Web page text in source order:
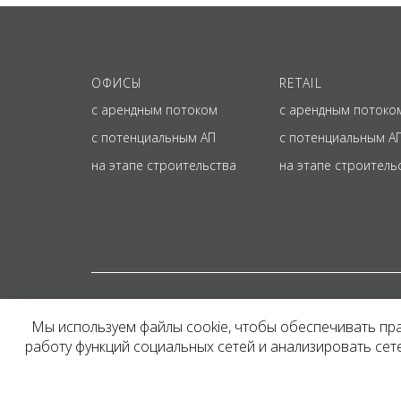
ОФИСЫ
с арендным потоком
с потенциальным АП
на этапе строительства
RETAIL
с арендным
с потенциальным
на этапе
Представленная на
и не является
Мы используем файлы cookie, чтобы обеспечивать
работу функций социальных сетей и анализировать